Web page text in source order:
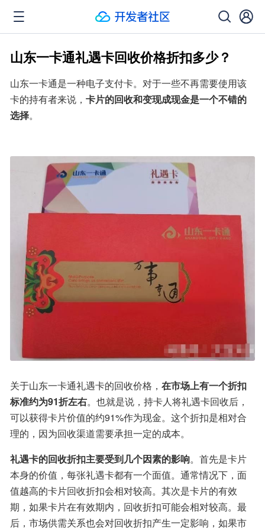
山东一卡通礼遇卡回收价格折扣多少？
山东一卡通是一种电子支付卡。对于一些不再需要使用该
卡的持有者来说， 卡片的回收和变现成现金是一个不错的
选择。
关于山东一卡通礼遇卡的回收价格， 在市场上有一个折扣
标准约为91折左右。也就是说，持卡人将礼遇卡回收后，
可以获得卡片价值的约91%作为现金。这个折扣是相对合
理的，因为回收渠道需要承担一定的成本。
礼遇卡的回收折扣主要受到几个因素的影响。首先是卡片
本身的价值，每张礼遇卡都有一个面值。通常情况下，面
值越高的卡片回收折扣会相对较高。其次是卡片的有效
期，如果卡片在有效期内，回收折扣可能会相对较高。最
后，市场供需关系也会对回收折扣产生一定影响，如果市